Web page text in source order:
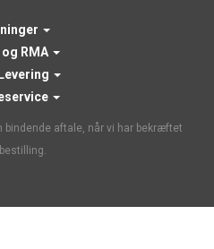
og RMA
bindende aftale, når vi har bekræftet